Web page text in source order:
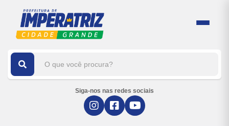
Siga-nos nas redes sociais